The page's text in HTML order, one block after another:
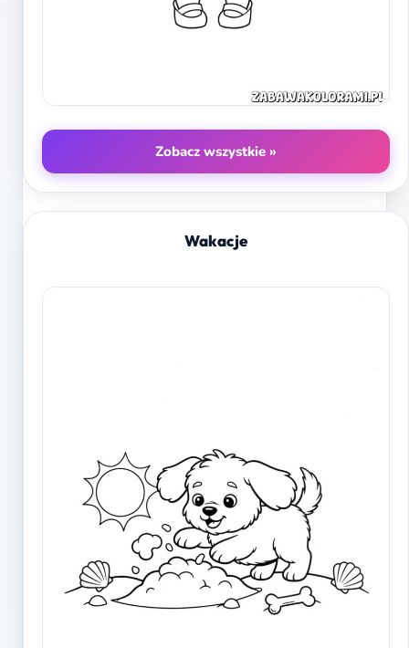
Zobacz wszystkie »
Wakacje